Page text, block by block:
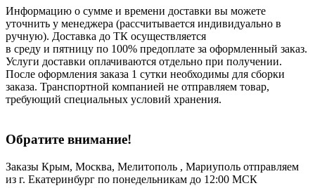
Информацию о сумме и времени доставки вы можете
уточнить у менеджера (рассчитывается индивидуально в
ручную). Доставка до ТК осуществляется
в среду и пятницу по 100% предоплате за оформленный заказ.
Услуги доставки оплачиваются отдельно при получении.
После оформления заказа 1 сутки необходимы для сборки
заказа. Транспортной компанией не отправляем товар,
требующий специальных условий хранения.
Обратите внимание!
Заказы Крым, Москва, Мелитополь , Мариуполь отправляем
из г. Екатеринбург по понедельникам до 12:00 МСК